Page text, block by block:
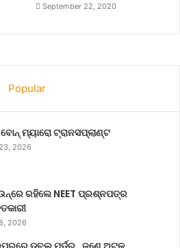
September 22, 2020
Popular
ମ୍ୟାରୋ ଟ୍ରାନସପ୍ଲାଣ୍ଟ
2026
ରହିଲେ NEET ପ୍ରଶ୍ନପତ୍ର
2026